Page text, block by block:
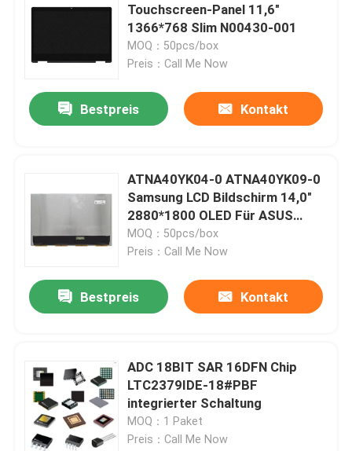
Touchscreen-Panel 11,6"
1366*768 Slim N00430-001
MOQ：50pcs/box
Preis：Call Me Now
Bestpreis Kontakt
ATNA40YK04-0 ATNA40YK09-0
Samsung LCD Bildschirm 14,0"
2880*1800 OLED Für ASUS
M3400 K3402 K3405 K6400
MOQ：50pcs/box
Preis：Call Me Now
Bestpreis Kontakt
ADC 18BIT SAR 16DFN Chip
LTC2379IDE-18#PBF
integrierter Schaltung
MOQ：1 Paket
Preis：Call Me Now